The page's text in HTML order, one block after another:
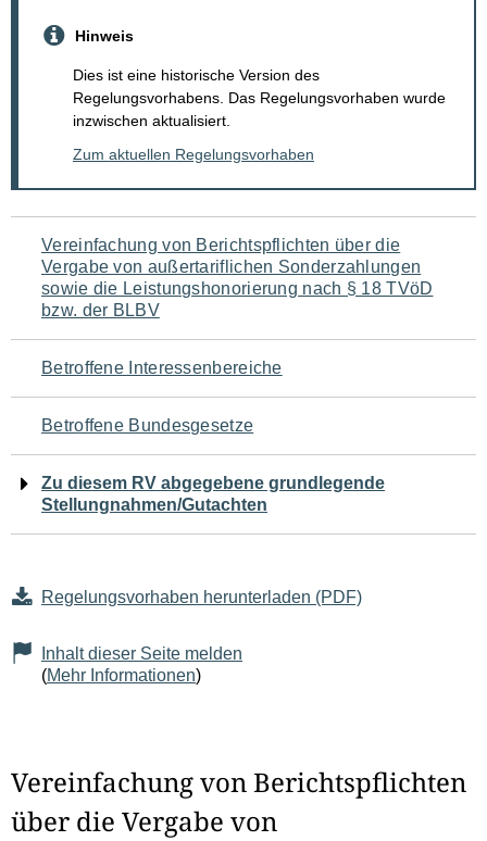
Hinweis
Dies ist eine historische Version des
Regelungsvorhabens. Das Regelungsvorhaben wurde
inzwischen aktualisiert.
Zum aktuellen Regelungsvorhaben
Navigation
für
den
Seiteninhalt
Vereinfachung von Berichtspflichten über die
Vergabe von außertariflichen Sonderzahlungen
sowie die Leistungshonorierung nach § 18 TVöD
bzw. der BLBV
Betroffene Interessenbereiche
Betroffene Bundesgesetze
Zu diesem RV abgegebene grundlegende
Stellungnahmen/Gutachten
Regelungsvorhaben herunterladen (PDF)
Inhalt dieser Seite melden
(Mehr Informationen)
Vereinfachung von Berichtspflichten
über die Vergabe von